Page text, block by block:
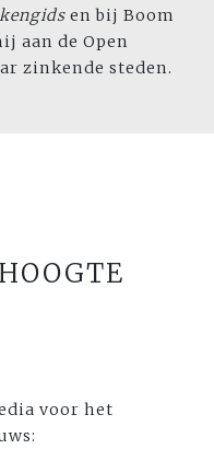
en bij Boom
aan de Open
zinkende steden.
voor het